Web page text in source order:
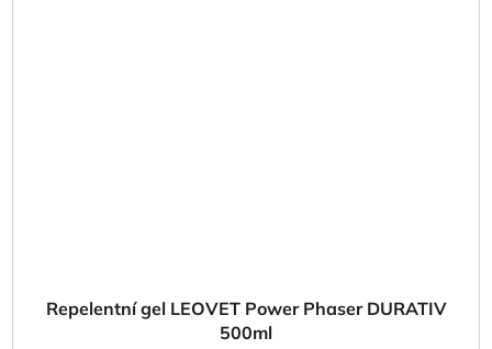
Repelentní gel LEOVET Power Phaser DURATIV
500ml